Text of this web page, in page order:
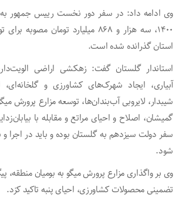
وی ادامه داد: در سفر دور نخست رییس جمهور به
۱۴۰۰، سه هزار و ۸۶۸ میلیارد تومان
استان گذرانده شده است.
استاندار گلستان گفت: زهکشی اراضی
آبیاری، ایجاد شهرک‌های کشاورزی و
شیبدار، لایروبی آب‌بندان‌ها، توسعه مزارع پرورش
گمیشان، اصلاح و احیای مراتع و مقابله با
سفر دولت سیزدهم به گلستان بوده و باید در اجرا و
شود.
وی بر واگذاری مزارع پرورش میگو به بومیان منطقه،
تضمینی محصولات کشاورزی، احیای پنبه تاکید کزد.